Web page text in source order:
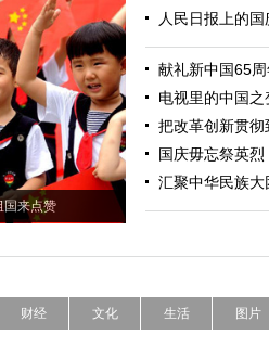
国来点赞
人民日报上的国
献礼新中国65
电视里的中国之
把改革创新贯
国庆毋忘祭英烈
汇聚中华民族
财经 文化 生活 图片